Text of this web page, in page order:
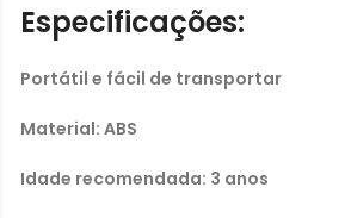
Especificações:
Portátil e fácil de transportar
Material: ABS
Idade recomendada: 3 anos